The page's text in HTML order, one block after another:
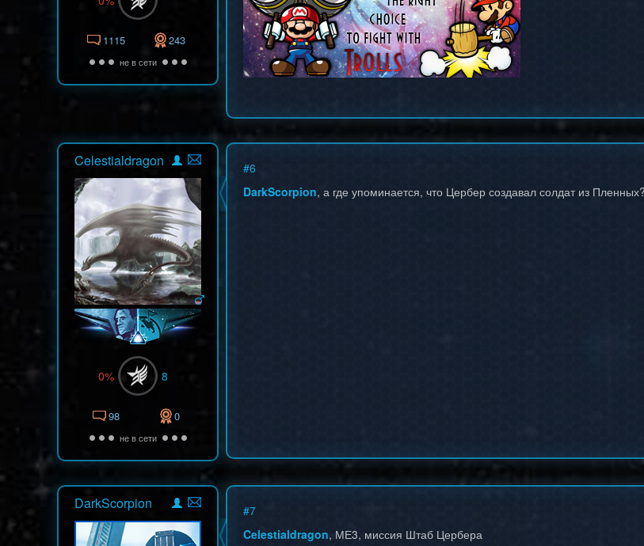
1115 243
не в сети
Celestialdragon
0% 8
98 0
не в сети
#6
DarkScorpion, а где упоминается, что Цербер создавал солдат из Пленных?
DarkScorpion #7
Celestialdragon, МЕ3, миссия Штаб Цербера